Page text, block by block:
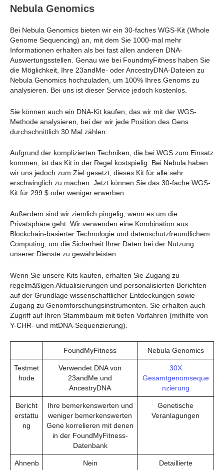
Nebula Genomics
Bei Nebula Genomics bieten wir ein 30-faches WGS-Kit (Whole
Genome Sequencing) an, mit dem Sie 1000-mal mehr
Informationen erhalten als bei fast allen anderen DNA-
Auswertungsstellen. Genau wie bei FoundmyFitness haben Sie
die Möglichkeit, Ihre 23andMe- oder AncestryDNA-Dateien zu
Nebula Genomics hochzuladen, um 100% Ihres Genoms zu
analysieren. Bei uns ist dieser Service jedoch kostenlos.
Sie können auch ein DNA-Kit kaufen, das wir mit der WGS-
Methode analysieren, bei der wir jede Position des Gens
durchschnittlich 30 Mal zählen.
Aufgrund der komplizierten Techniken, die bei WGS zum Einsatz
kommen, ist das Kit in der Regel kostspielig. Bei Nebula haben
wir uns jedoch zum Ziel gesetzt, dieses Kit für alle sehr
erschwinglich zu machen. Jetzt können Sie das 30-fache WGS-
Kit für 299 $ oder weniger erwerben.
Außerdem sind wir ziemlich pingelig, wenn es um die
Privatsphäre geht. Wir verwenden eine Kombination aus
Blockchain-basierter Technologie und datenschutzfreundlichem
Computing, um die Sicherheit Ihrer Daten bei der Nutzung
unserer Dienste zu gewährleisten.
Wenn Sie unsere Kits kaufen, erhalten Sie Zugang zu
regelmäßigen Aktualisierungen und personalisierten Berichten
auf der Grundlage wissenschaftlicher Entdeckungen sowie
Zugang zu Genomforschungsinstrumenten. Sie erhalten auch
Zugriff auf Ihren Stammbaum mit tiefen Vorfahren (mithilfe von
Y-CHR- und mtDNA-Sequenzierung).
FoundMyFitness Nebula Genomics
Testmet
hode
Verwendet DNA von
23andMe und
AncestryDNA
30X
Gesamtgenomseque
nzierung
Bericht
erstattu
ng
Ihre bemerkenswerten und
weniger bemerkenswerten
Gene korrelieren mit denen
in der FoundMyFitness-
Datenbank
Genetische
Veranlagungen
Ahnenb
Nein
Detaillierte